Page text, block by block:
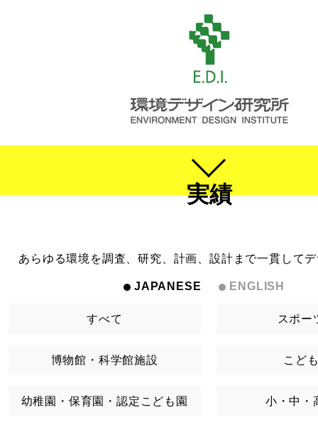
実績
あらゆる環境を調査、研究、計画、設計まで一貫して
JAPANESE ENGLISH
すべて スポー
博物館・科学館施設 こど
幼稚園・保育園・認定こども園 小・中・